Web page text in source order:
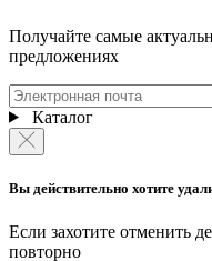
Получайте самые
предложениях
Каталог
Вы действительно хотите
Если захотите отменить
повторно